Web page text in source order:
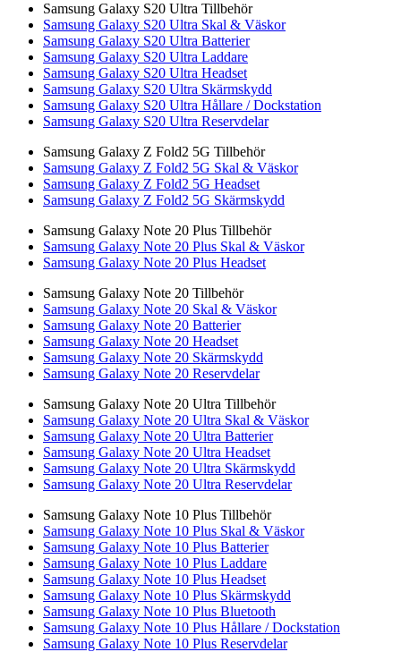
Samsung Galaxy S20 Ultra Tillbehör
Samsung Galaxy S20 Ultra Skal & Väskor
Samsung Galaxy S20 Ultra Batterier
Samsung Galaxy S20 Ultra Laddare
Samsung Galaxy S20 Ultra Headset
Samsung Galaxy S20 Ultra Skärmskydd
Samsung Galaxy S20 Ultra Hållare / Dockstation
Samsung Galaxy S20 Ultra Reservdelar
Samsung Galaxy Z Fold2 5G Tillbehör
Samsung Galaxy Z Fold2 5G Skal & Väskor
Samsung Galaxy Z Fold2 5G Headset
Samsung Galaxy Z Fold2 5G Skärmskydd
Samsung Galaxy Note 20 Plus Tillbehör
Samsung Galaxy Note 20 Plus Skal & Väskor
Samsung Galaxy Note 20 Plus Headset
Samsung Galaxy Note 20 Tillbehör
Samsung Galaxy Note 20 Skal & Väskor
Samsung Galaxy Note 20 Batterier
Samsung Galaxy Note 20 Headset
Samsung Galaxy Note 20 Skärmskydd
Samsung Galaxy Note 20 Reservdelar
Samsung Galaxy Note 20 Ultra Tillbehör
Samsung Galaxy Note 20 Ultra Skal & Väskor
Samsung Galaxy Note 20 Ultra Batterier
Samsung Galaxy Note 20 Ultra Headset
Samsung Galaxy Note 20 Ultra Skärmskydd
Samsung Galaxy Note 20 Ultra Reservdelar
Samsung Galaxy Note 10 Plus Tillbehör
Samsung Galaxy Note 10 Plus Skal & Väskor
Samsung Galaxy Note 10 Plus Batterier
Samsung Galaxy Note 10 Plus Laddare
Samsung Galaxy Note 10 Plus Headset
Samsung Galaxy Note 10 Plus Skärmskydd
Samsung Galaxy Note 10 Plus Bluetooth
Samsung Galaxy Note 10 Plus Hållare / Dockstation
Samsung Galaxy Note 10 Plus Reservdelar